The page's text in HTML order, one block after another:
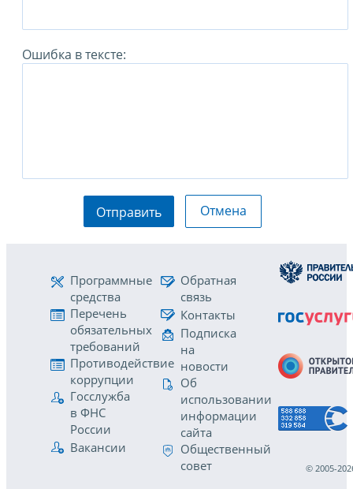
Ошибка в тексте:
Отправить Отмена
Программные
средства
Перечень
обязательных
требований
Противодействие
коррупции
Госслужба
в ФНС
России
Вакансии
Обратная
связь
Контакты
Подписка
на
новости
Об
использовании
информации
сайта
Общественный
совет
© 2005-